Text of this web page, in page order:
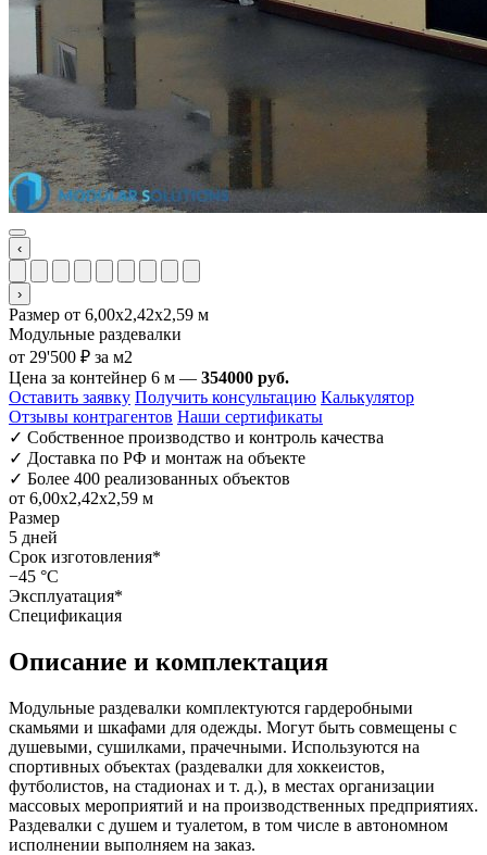
‹
›
Размер от 6,00x2,42x2,59 м
Модульные раздевалки
от 29'500 ₽ за м2
Цена за контейнер 6 м — 354000 руб.
Оставить заявку Получить консультацию Калькулятор
Отзывы контрагентов Наши сертификаты
✓ Собственное производство и контроль качества
✓ Доставка по РФ и монтаж на объекте
✓ Более 400 реализованных объектов
от 6,00x2,42x2,59 м
Размер
5 дней
Срок изготовления*
−45 °C
Эксплуатация*
Спецификация
Описание и комплектация
Модульные раздевалки комплектуются гардеробными
скамьями и шкафами для одежды. Могут быть совмещены с
душевыми, сушилками, прачечными. Используются на
спортивных объектах (раздевалки для хоккеистов,
футболистов, на стадионах и т. д.), в местах организации
массовых мероприятий и на производственных предприятиях.
Раздевалки с душем и туалетом, в том числе в автономном
исполнении выполняем на заказ.